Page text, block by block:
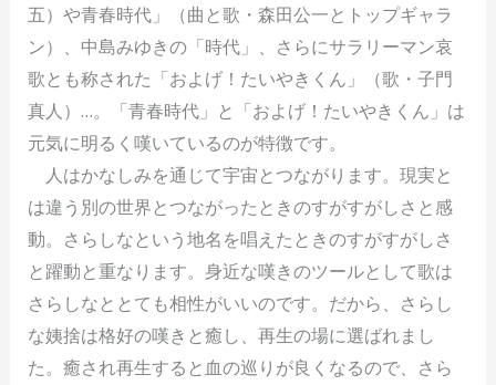
五）や青春時代」（曲と歌・森田公一とトップギャラ
ン）、中島みゆきの「時代」、さらにサラリーマン哀
歌とも称された「およげ！たいやきくん」（歌・子門
真人）…。「青春時代」と「およげ！たいやきくん」は
元気に明るく嘆いているのが特徴です。
人はかなしみを通じて宇宙とつながります。現実と
は違う別の世界とつながったときのすがすがしさと感
動。さらしなという地名を唱えたときのすがすがしさ
と躍動と重なります。身近な嘆きのツールとして歌は
さらしなととても相性がいいのです。だから、さらし
な姨捨は格好の嘆きと癒し、再生の場に選ばれまし
た。癒され再生すると血の巡りが良くなるので、さら